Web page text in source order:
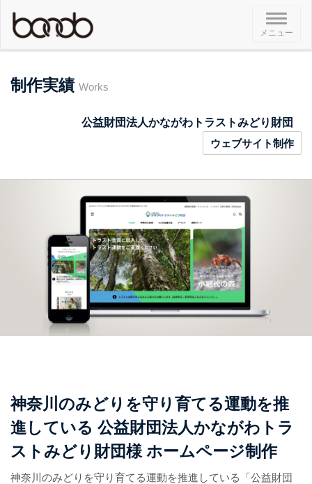
メ
ニ
ュ
メニュー
制作実績 Works
公益財団法人かながわトラストみどり財団
ウェブサイト制作
神奈川のみどりを守り育てる運動を推
進している 公益財団法人かながわトラ
ストみどり財団様 ホームページ制作
神奈川のみどりを守り育てる運動を推進している「公益財団